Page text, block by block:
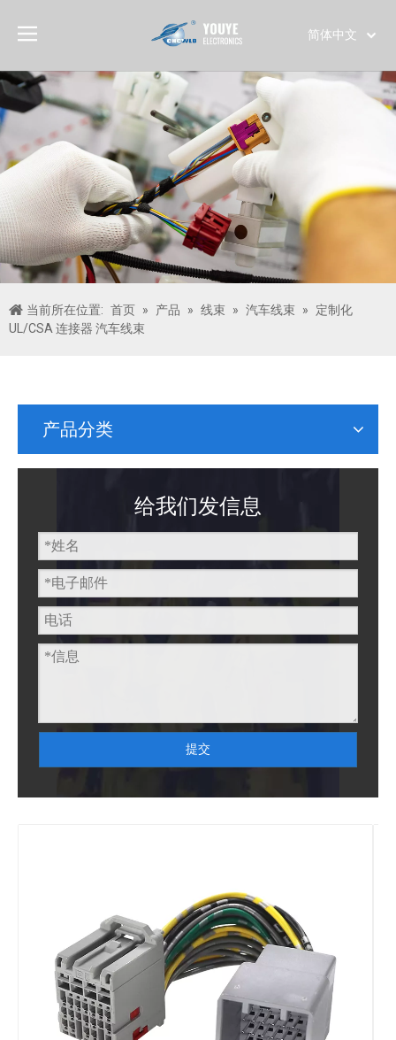
简体中文
Português
Deutsch
Türk dili
当前所在位置: 首页 » 产品 » 线束 » 汽车线束 »
定制化
UL/CSA 连接器 汽车线束
产品分类
给我们发信息
提交